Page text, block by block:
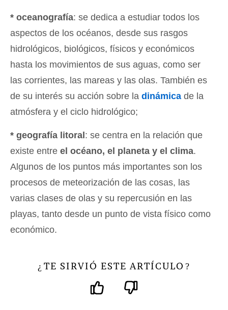
* oceanografía: se dedica a estudiar todos los
aspectos de los océanos, desde sus rasgos
hidrológicos, biológicos, físicos y económicos
hasta los movimientos de sus aguas, como ser
las corrientes, las mareas y las olas. También es
de su interés su acción sobre la dinámica de la
atmósfera y el ciclo hidrológico;
* geografía litoral: se centra en la relación que
existe entre el océano, el planeta y el clima.
Algunos de los puntos más importantes son los
procesos de meteorización de las cosas, las
varias clases de olas y su repercusión en las
playas, tanto desde un punto de vista físico como
económico.
¿ TE SIRVIÓ ESTE ARTÍCULO ?